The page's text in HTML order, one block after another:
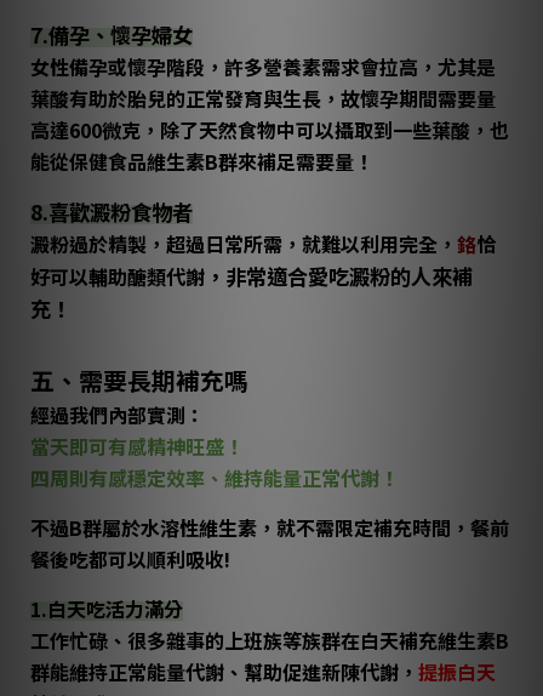
7.備孕、懷孕婦女
女性備孕或懷孕階段，許多營養素需求會拉高，尤其是
葉酸有助於胎兒的正常發育與生長，故懷孕期間需要量
高達600微克，除了天然食物中可以攝取到一些葉酸，也
能從保健食品維生素B群來補足需要量！
8.喜歡澱粉食物者
澱粉過於精製，超過日常所需，就難以利用完全， 鉻恰
好可以輔助醣類代謝 ，非常適合愛吃澱粉的人來補
充！
五、需要長期補充嗎
經過我們內部實測：
當天即可有感精神旺盛！
四周則有感穩定效率、維持能量正常代謝！
不過B群屬於水溶性維生素，就不需限定補充時間， 餐前
餐後吃都可以順利吸收!
1.白天吃活力滿分
工作忙碌、很多雜事的上班族等族群在白天補充維生素B
群能維持正常能量代謝、幫助促進新陳代謝， 提振白天